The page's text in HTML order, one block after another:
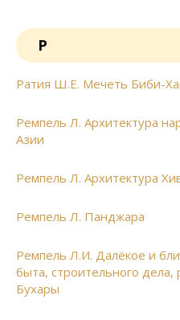
Р
Ратия Ш.Е. Мечеть Биби-
Ремпель Л. Архитектура
Азии
Ремпель Л. Архитектура
Ремпель Л. Панджара
Ремпель Л.И. Далёкое и
быта, строительного дела,
Бухары